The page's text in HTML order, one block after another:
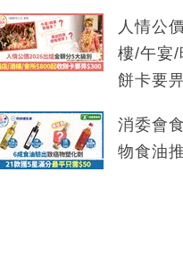
人情公
樓/午宴
餅卡要
消委會
物食油